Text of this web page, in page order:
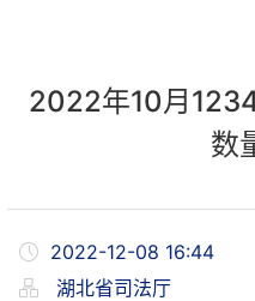
2022年10月
数
2022-12-08 16:44
湖北省司法厅